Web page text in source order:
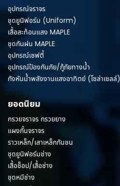
อุปกรณ์จราจร
ชุดยูนิฟอร์ม (Uniform)
เสื้อสะท้อนแสง MAPLE
ชุดกันฝน MAPLE
อุปกรณ์เซฟตี้
อุปกรณ์ป้องกันภัย/กู้ภัยทางน้ำ
กังหันน้ำพลังงานแสงอาทิตย์ (โซล่าเซลล์)
ยอดนิยม
กรวยจราจร กรวยยาง
แผงกั้นจราจร
ราวเหล็ก/เสาเหล็กกันชน
ชุดยูนิฟอร์มช่าง
เสื้อช็อป/เสื้อช่าง
ชุดหมีช่าง